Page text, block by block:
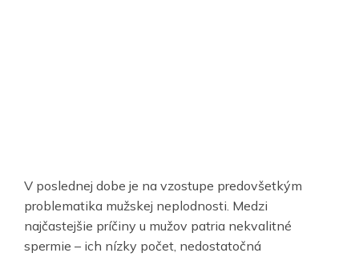
V poslednej dobe je na vzostupe predovšetkým
problematika mužskej neplodnosti. Medzi
najčastejšie príčiny u mužov patria nekvalitné
spermie – ich nízky počet, nedostatočná